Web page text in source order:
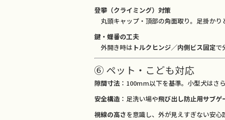
登攀（クライミング）対策
丸頭キャップ・頂部の角面取り。足掛かり
鍵・蝶番の工夫
外開き時は トルクヒンジ／内側ビス固定で
⑥ ペット・こども対応
隙間寸法 ：100mm以下を基準。小型犬はさら
安全構造 ：足洗い場や飛び出し防止用サブゲ
視線の高さを意識し、外が見えすぎない安心